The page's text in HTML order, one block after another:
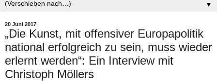
▼
20 Juni 2017
„Die Kunst, mit offensiver Europapolitik
national erfolgreich zu sein, muss wieder
erlernt werden“: Ein Interview mit
Christoph Möllers